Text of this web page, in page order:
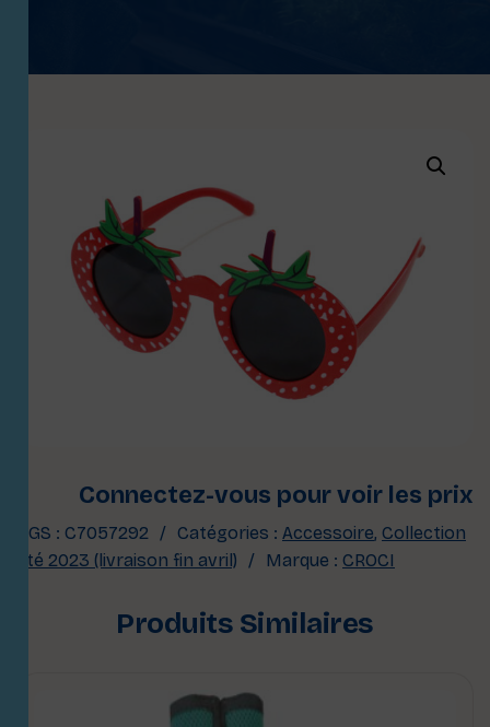
Connectez-vous pour voir les prix
UGS : C7057292 Catégories : Accessoire, Collection
été 2023 (livraison fin avril)
Marque : CROCI
Produits Similaires